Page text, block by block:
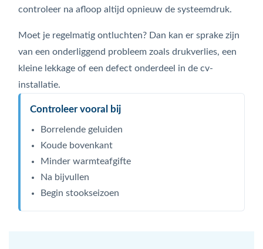
controleer na afloop altijd opnieuw de systeemdruk.
Moet je regelmatig ontluchten? Dan kan er sprake zijn
van een onderliggend probleem zoals drukverlies, een
kleine lekkage of een defect onderdeel in de cv-
installatie.
Controleer vooral bij
Borrelende geluiden
Koude bovenkant
Minder warmteafgifte
Na bijvullen
Begin stookseizoen